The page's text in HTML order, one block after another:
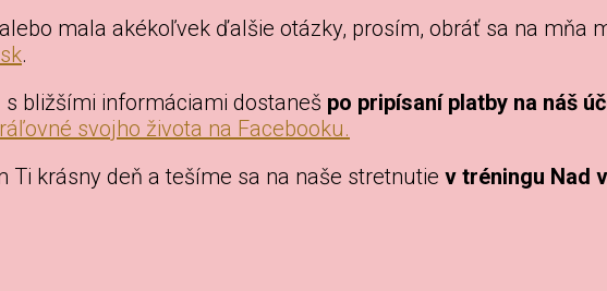
mala akékoľvek ďalšie otázky, prosím, obráť sa na mňa
.
bližšími informáciami dostaneš po pripísaní platby na náš
svojho života na Facebooku.
Ti krásny deň a tešíme sa na naše stretnutie v tréningu Nad